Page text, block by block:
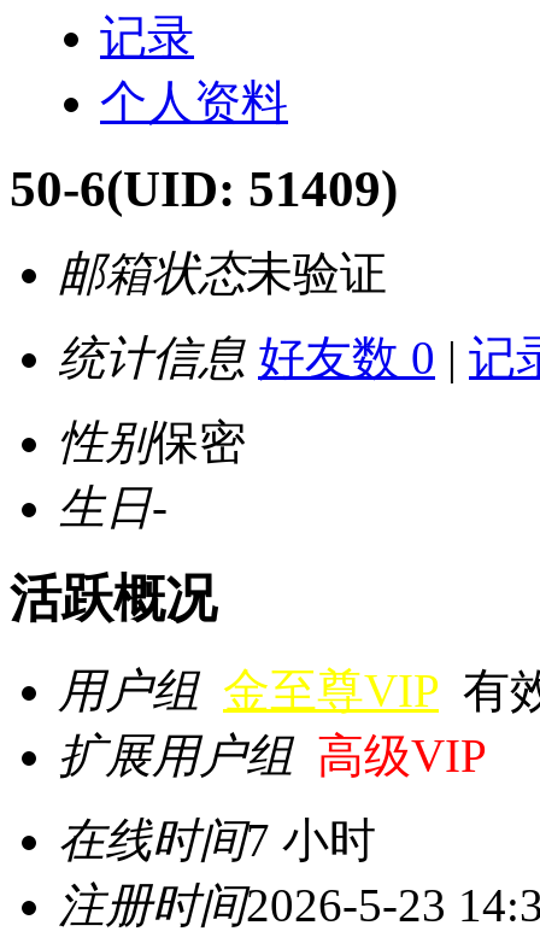
记录
个人资料
50-6(UID: 51409)
邮箱状态未验证
统计信息 好友数 0 | 记
性别保密
生日-
活跃概况
用户组 金至尊VIP 有
扩展用户组 高级VIP
在线时间7 小时
注册时间2026-5-23